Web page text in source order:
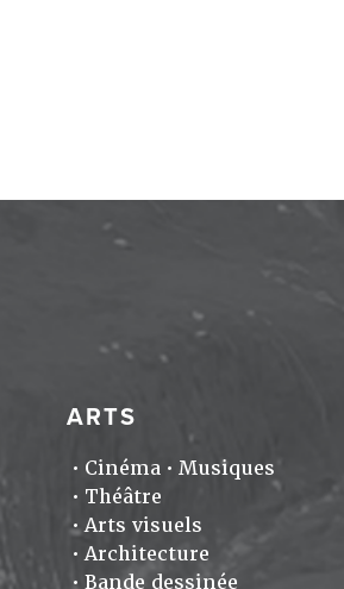
ARTS
Cinéma
Musiques
Théâtre
Arts visuels
Architecture
Bande dessinée